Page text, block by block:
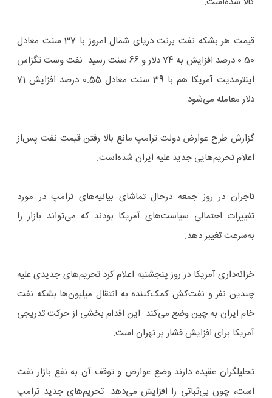
قیمت هر بشکه نفت برنت دریای شمال امروز با 37 سنت معادل
0.50 درصد افزایش به 74 دلار و 66 سنت رسید. نفت وست تگزاس
اینترمدیت آمریکا هم با 39 سنت معادل 0.55 درصد افزایش 71
دلار معامله می‌شود.
گزارش طرح عوارض دولت ترامپ مانع بالا رفتن قیمت نفت پس‌از
اعلام تحریم‌هایی جدید علیه ایران شده‌است.
تاجران در روز جمعه درحال تماشای بیانیه‌های ترامپ در مورد
تغییرات احتمالی سیاست‌های آمریکا بودند که می‌تواند بازار را
به‌سرعت تغییر دهد.
خزانه‌داری آمریکا در روز پنجشنبه اعلام کرد تحریم‌های جدیدی علیه
چندین نفر و نفت‌کش کمک‌کننده به انتقال میلیون‌ها بشکه نفت
خام ایران به چین وضع می‌کند. این اقدام بخشی از حرکت تدریجی
آمریکا برای افزایش فشار بر تهران است.
تحلیلگران عقیده دارند وضع عوارض و توقف آن به نفع بازار نفت
است، چون بی‌ثباتی را افزایش می‌دهد. تحریم‌های جدید ترامپ